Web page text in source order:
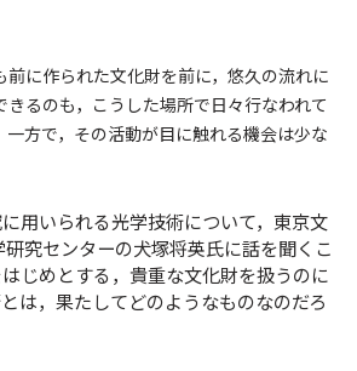
に作られた文化財を前に，悠久の流れに
るのも，こうした場所で日々行なわれて
一方で，その活動が目に触れる機会は少な
用いられる光学技術について，東京文
究センターの犬塚将英氏に話を聞くこ
じめとする，貴重な文化財を扱うのに
は，果たしてどのようなものなのだろ